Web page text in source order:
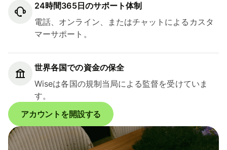
24時間365日のサポート体制
電話、オンライン、またはチャットによるカスタ
マーサポート。
世界各国での資金の保全
Wiseは各国の規制当局による監督を受けていま
す。
アカウントを開設する